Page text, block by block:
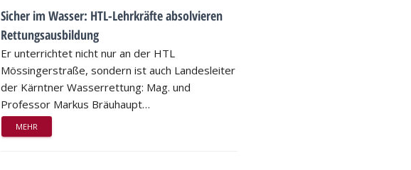
Sicher im Wasser: HTL-Lehrkräfte absolvieren
Rettungsausbildung
Er unterrichtet nicht nur an der HTL
Mössingerstraße, sondern ist auch Landesleiter
der Kärntner Wasserrettung: Mag. und
Professor Markus Bräuhaupt…
MEHR